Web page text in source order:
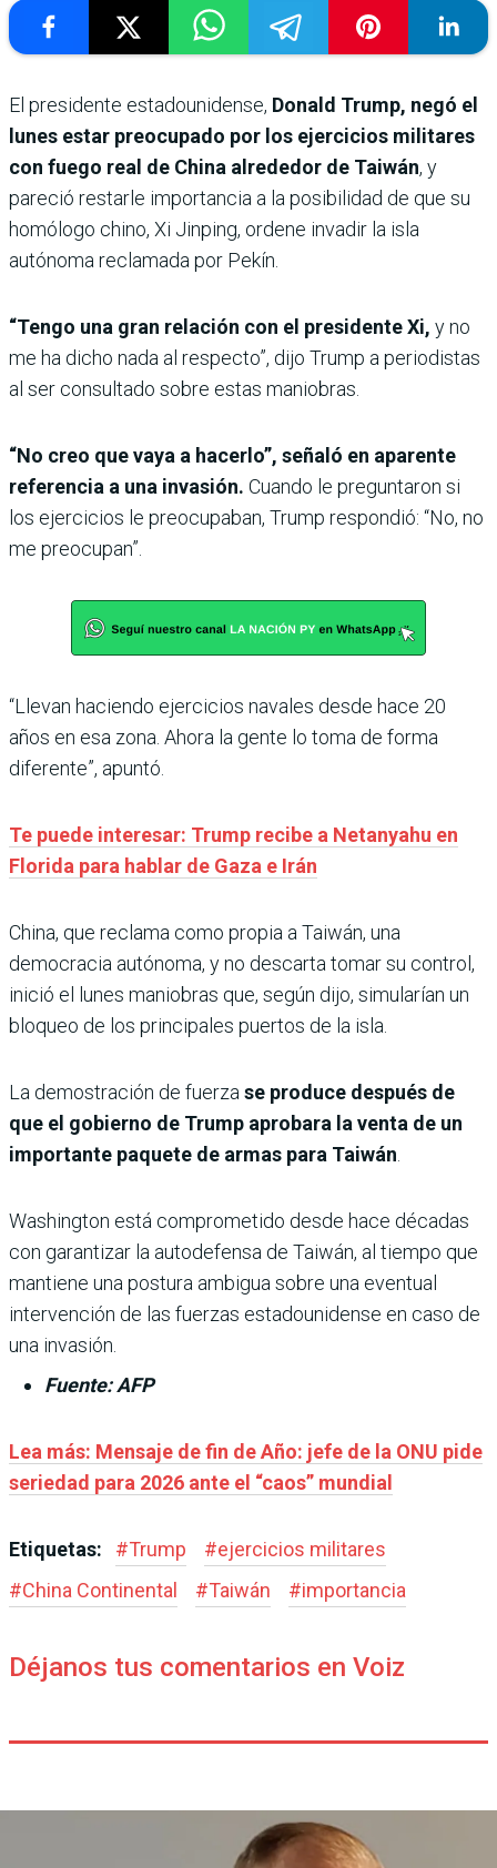
El presidente estadounidense, Donald Trump, negó el
lunes estar preocupado por los ejercicios militares
con fuego real de China alrededor de Taiwán, y
pareció restarle importancia a la posibilidad de que su
homólogo chino, Xi Jinping, ordene invadir la isla
autónoma reclamada por Pekín.
“Tengo una gran relación con el presidente Xi, y no
me ha dicho nada al respecto”, dijo Trump a periodistas
al ser consultado sobre estas maniobras.
“No creo que vaya a hacerlo”, señaló en aparente
referencia a una invasión. Cuando le preguntaron si
los ejercicios le preocupaban, Trump respondió: “No, no
me preocupan”.
“Llevan haciendo ejercicios navales desde hace 20
años en esa zona. Ahora la gente lo toma de forma
diferente”, apuntó.
Te puede interesar: Trump recibe a Netanyahu en
Florida para hablar de Gaza e Irán
China, que reclama como propia a Taiwán, una
democracia autónoma, y no descarta tomar su control,
inició el lunes maniobras que, según dijo, simularían un
bloqueo de los principales puertos de la isla.
La demostración de fuerza se produce después de
que el gobierno de Trump aprobara la venta de un
importante paquete de armas para Taiwán
Washington está comprometido desde hace décadas
con garantizar la autodefensa de Taiwán, al tiempo que
mantiene una postura ambigua sobre una eventual
intervención de las fuerzas estadounidense en caso de
una invasión.
Fuente: AFP
Lea más: Mensaje de fin de Año: jefe de la ONU pide
seriedad para 2026 ante el “caos” mundial
Etiquetas: #Trump #ejercicios militares
#China Continental #Taiwán #importancia
Déjanos tus comentarios en Voiz